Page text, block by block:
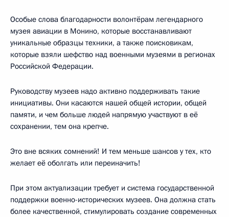
Особые слова благодарности волонтёрам легендарного
музея авиации в Монино, которые восстанавливают
уникальные образцы техники, а также поисковикам,
которые взяли шефство над военными музеями в регионах
Российской Федерации.
Руководству музеев надо активно поддерживать такие
инициативы. Они касаются нашей общей истории, общей
памяти, и чем больше людей напрямую участвуют в её
сохранении, тем она крепче.
Это вне всяких сомнений! И тем меньше шансов у тех, кто
желает её оболгать или переиначить!
При этом актуализации требует и система государственной
поддержки военно-исторических музеев. Она должна стать
более качественной, стимулировать создание современных